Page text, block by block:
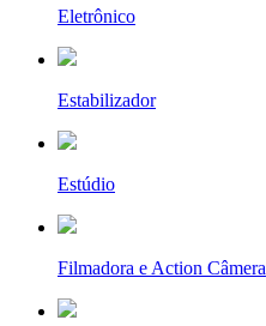
Eletrônico
Estabilizador
Estúdio
Filmadora e Action Câmera